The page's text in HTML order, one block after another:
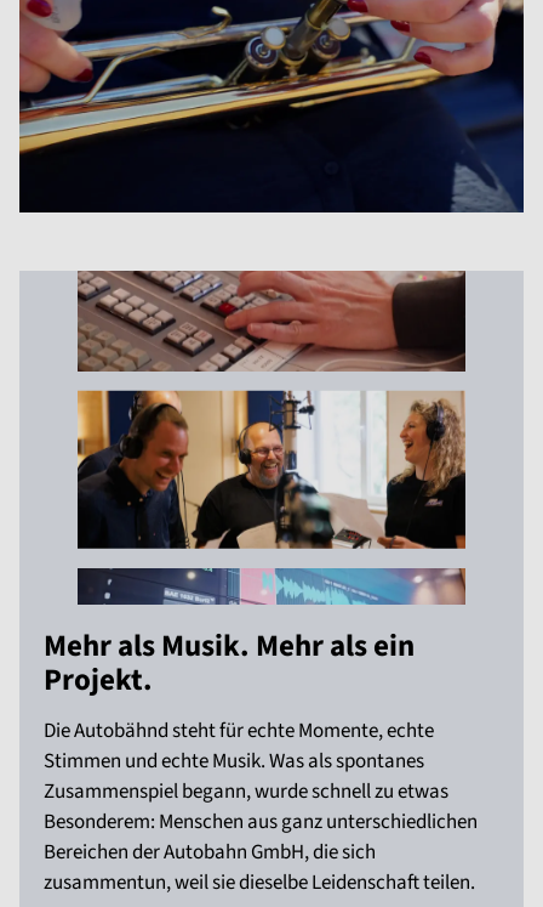
Mehr als Musik. Mehr als ein
Projekt.
Die Autobähnd steht für echte Momente, echte
Stimmen und echte Musik. Was als spontanes
Zusammenspiel begann, wurde schnell zu etwas
Besonderem: Menschen aus ganz unterschiedlichen
Bereichen der Autobahn GmbH, die sich
zusammentun, weil sie dieselbe Leidenschaft teilen.